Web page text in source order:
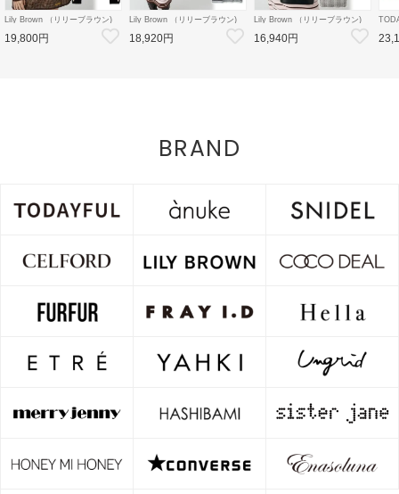
Lily Brown （リリーブラウン)
【LB×MARY QUANT】ダブル
ボタンジャケット 26秋冬
【LWFJ264100】ジャケット
19,800円
Lily Brown （リリーブラウン)
【LB×MARY QUANT】ポロニ
ットワンピース 26秋冬
【LWNO264110】フレアワンピ
18,920円
Lily Brown （リリーブラウン)
【LB×MARY QUANT】スタッ
ズバニティバッグ 26秋冬
【LWGB264343】ハンド・ショ
16,940円
26秋
BRAND